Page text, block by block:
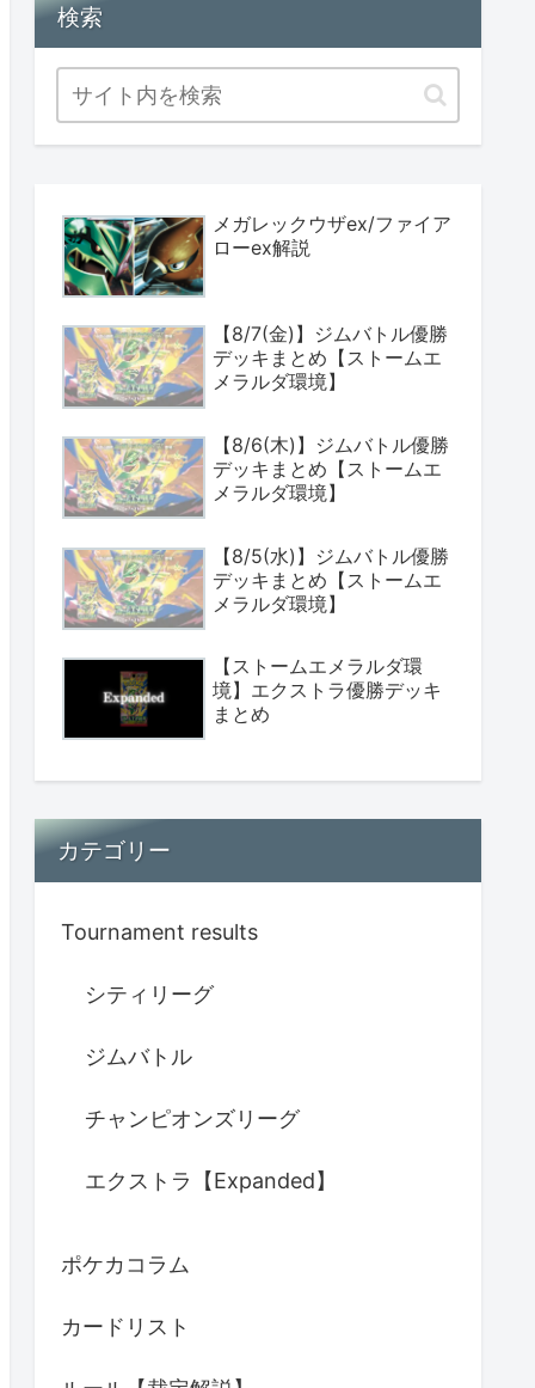
検索
メガレックウザex/ファイア
ローex解説
【8/7(金)】ジムバトル優勝
デッキまとめ【ストームエ
メラルダ環境】
【8/6(木)】ジムバトル優勝
デッキまとめ【ストームエ
メラルダ環境】
【8/5(水)】ジムバトル優勝
デッキまとめ【ストームエ
メラルダ環境】
【ストームエメラルダ環
境】エクストラ優勝デッキ
まとめ
カテゴリー
Tournament results
シティリーグ
ジムバトル
チャンピオンズリーグ
エクストラ【Expanded】
ポケカコラム
カードリスト